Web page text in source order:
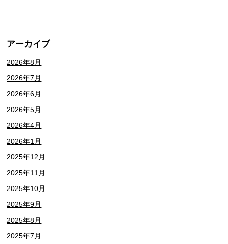
アーカイブ
2026年8月
2026年7月
2026年6月
2026年5月
2026年4月
2026年1月
2025年12月
2025年11月
2025年10月
2025年9月
2025年8月
2025年7月